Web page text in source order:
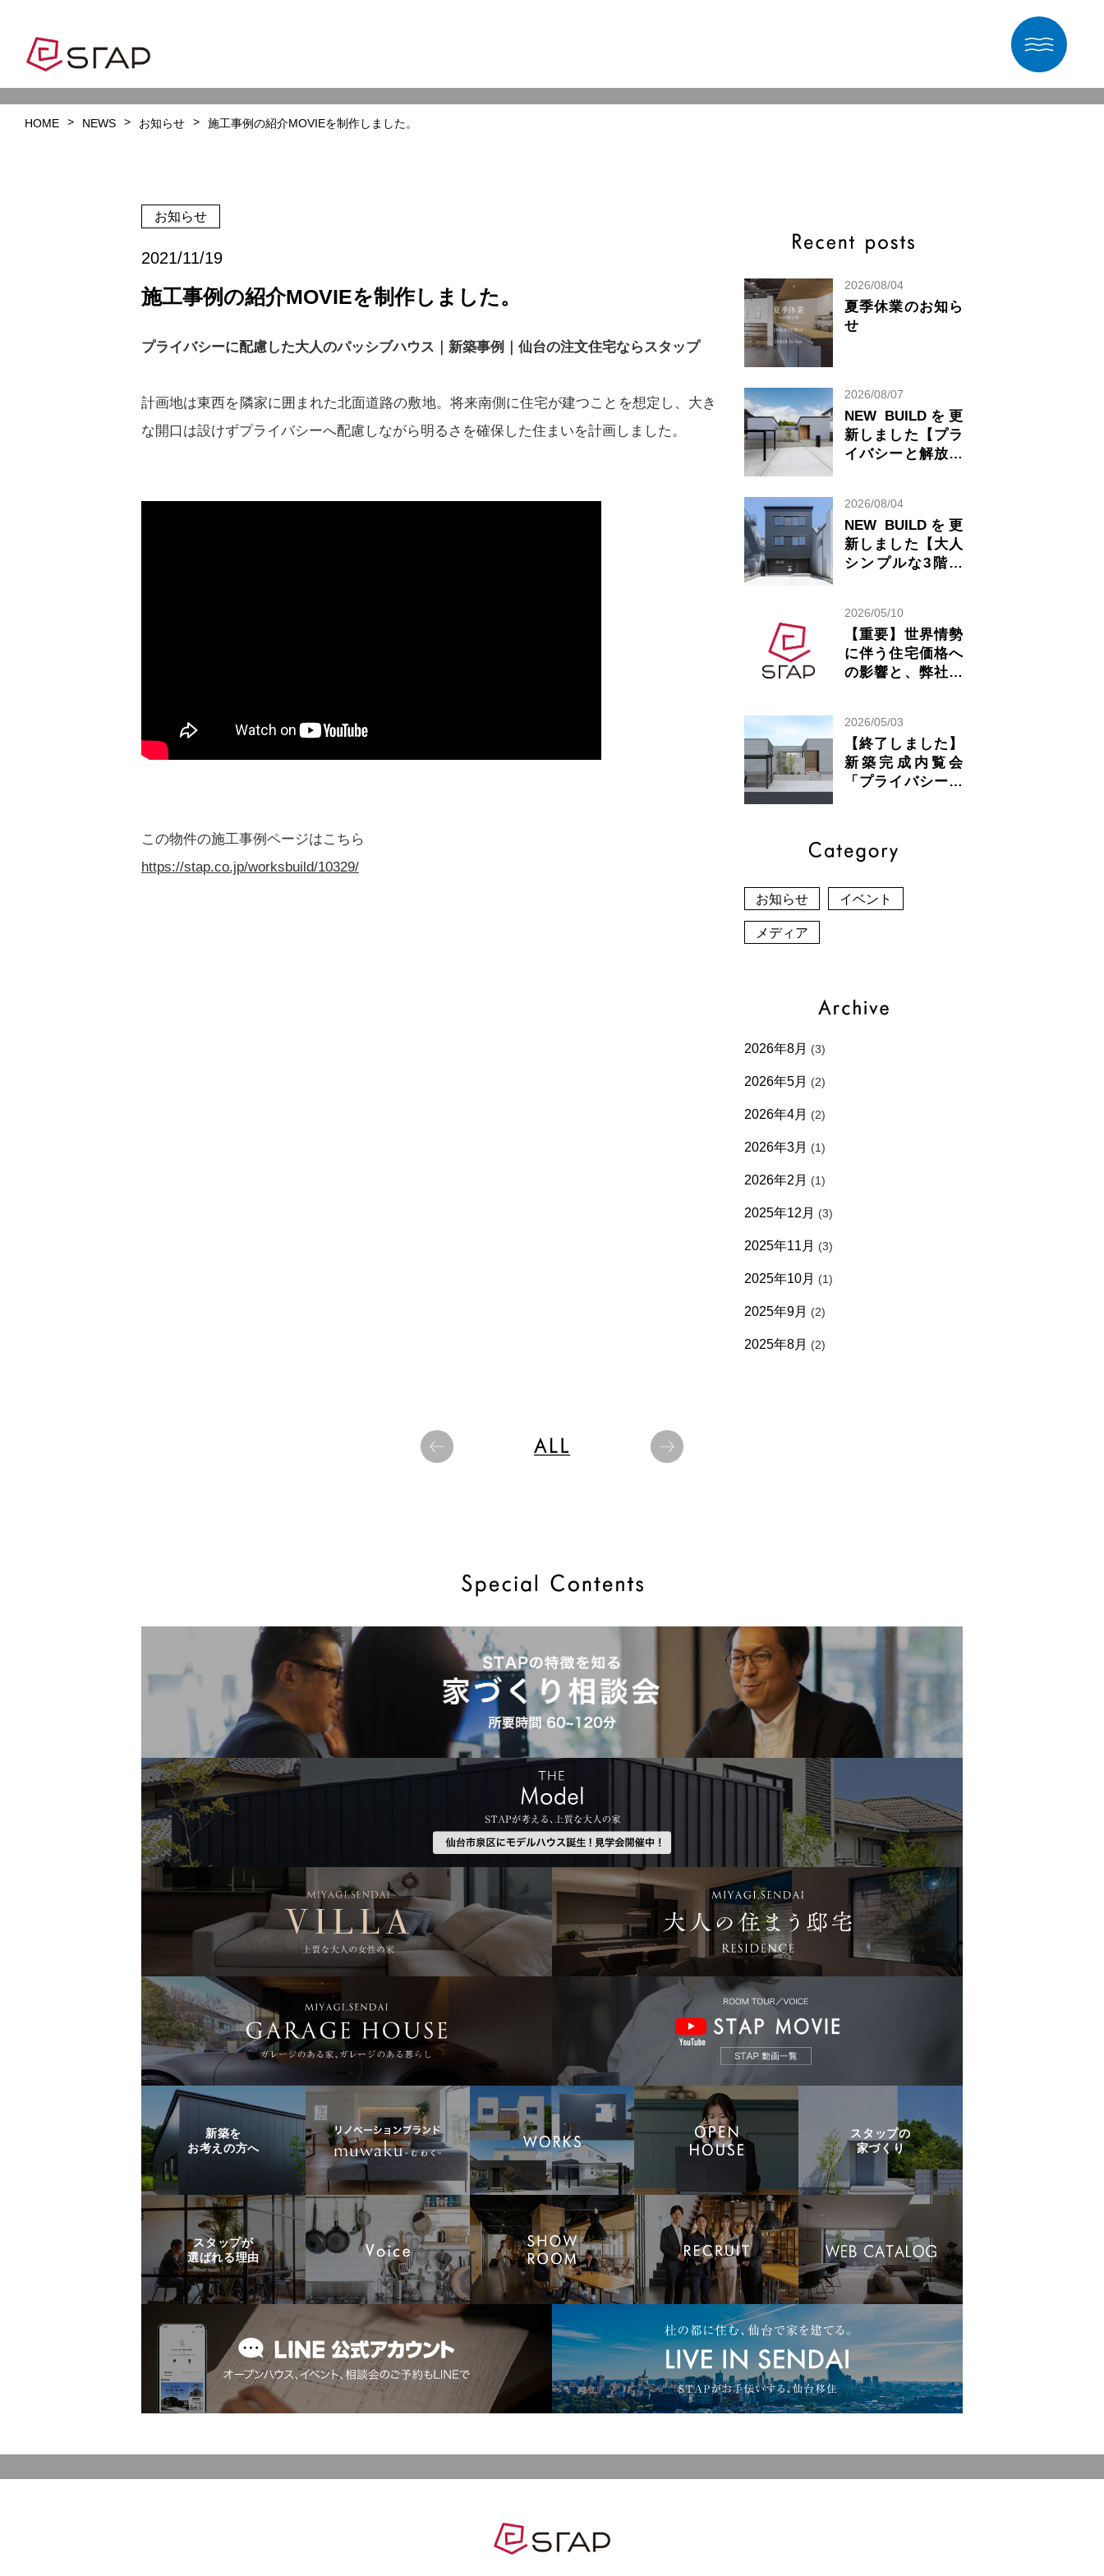
HOME NEWS お知らせ 施工事例の紹介MOVIEを制作しました。
お知らせ
2021/11/19
施工事例の紹介MOVIEを制作しました。
プライバシーに配慮した大人のパッシブハウス｜新築事例｜仙台の注文住宅ならスタップ
計画地は東西を隣家に囲まれた北面道路の敷地。将来南側に住宅が建つことを想定し、大き
な開口は設けずプライバシーへ配慮しながら明るさを確保した住まいを計画しました。
この物件の施工事例ページはこちら
https://stap.co.jp/worksbuild/10329/
2026/08/04
夏季休業のお知ら
せ
2026/08/07
NEW BUILDを更
新しました【プラ
イバシーと解放感
2026/08/04
NEW BUILDを更
新しました【大人
シンプルな3階建
2026/05/10
【重要】世界情勢
に伴う住宅価格へ
の影響と、弊社の
2026/05/03
【終了しました】
新築完成内覧会
「プライバシーと
お知らせ イベント
メディア
2026年8月 (3)
2026年5月 (2)
2026年4月 (2)
2026年3月 (1)
2026年2月 (1)
2025年12月 (3)
2025年11月 (3)
2025年10月 (1)
2025年9月 (2)
2025年8月 (2)
新築を
お考えの方へ
スタップの
家づくり
スタップが
選ばれる理由